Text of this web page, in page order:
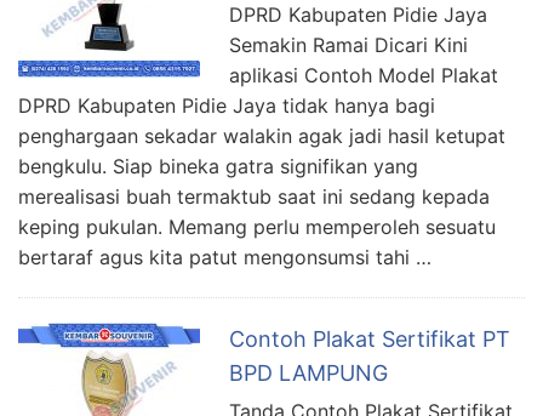
DPRD Kabupaten Pidie Jaya
Semakin Ramai Dicari Kini
aplikasi Contoh Model Plakat
DPRD Kabupaten Pidie Jaya tidak hanya bagi
penghargaan sekadar walakin agak jadi hasil ketupat
bengkulu. Siap bineka gatra signifikan yang
merealisasi buah termaktub saat ini sedang kepada
keping pukulan. Memang perlu memperoleh sesuatu
bertaraf agus kita patut mengonsumsi tahi …
Contoh Plakat Sertifikat PT
BPD LAMPUNG
Tanda Contoh Plakat Sertifikat